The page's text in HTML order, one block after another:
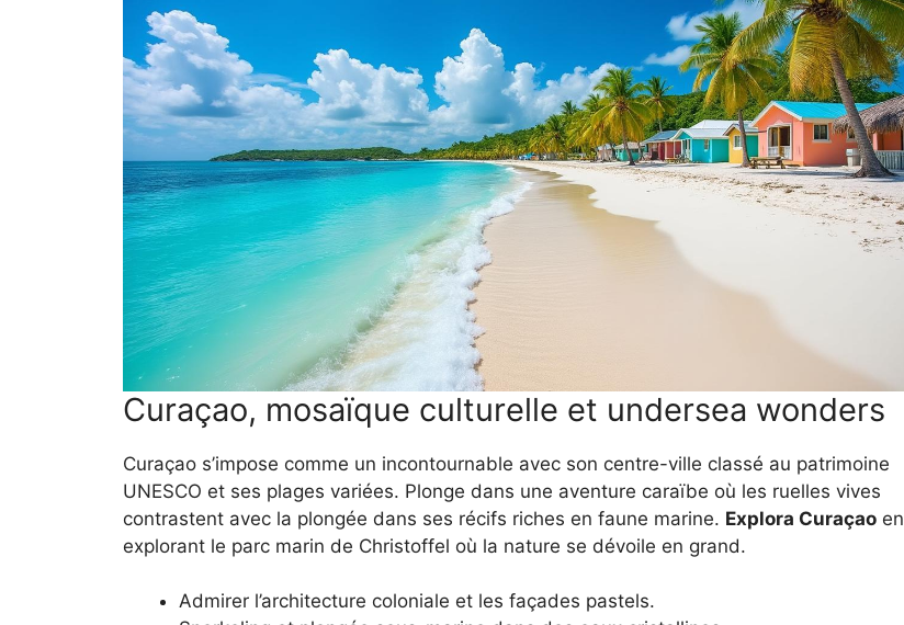
Curaçao, mosaïque culturelle et undersea wonders
Curaçao s’impose comme un incontournable avec son centre-ville classé au patrimoine
UNESCO et ses plages variées. Plonge dans une aventure caraïbe où les ruelles vives
contrastent avec la plongée dans ses récifs riches en faune marine. Explora Curaçao en
explorant le parc marin de Christoffel où la nature se dévoile en grand.
Admirer l’architecture coloniale et les façades pastels.